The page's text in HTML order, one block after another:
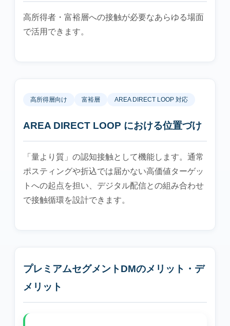
高所得者・富裕層への接触が必要なあらゆる場面
で活用できます。
高所得層向け 富裕層 AREA DIRECT LOOP 対応
AREA DIRECT LOOP における位置づけ
「量より質」の認知接触として機能します。通常
ポスティングや折込では届かない高価値ターゲッ
トへの起点を担い、デジタル配信との組み合わせ
で接触循環を設計できます。
プレミアムセグメントDMのメリット・デ
メリット